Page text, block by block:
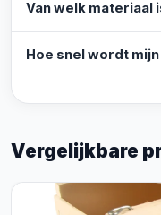
Van welk materiaal
Hoe snel wordt
Vergelijkbare